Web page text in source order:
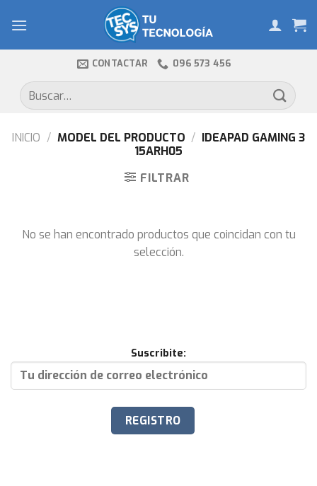
CONTACTAR 096 573 456
Buscar
por:
INICIO / MODEL DEL PRODUCTO / IDEAPAD GAMING 3
15ARH05
FILTRAR
No se han encontrado productos que coincidan con tu
selección.
Suscribite: